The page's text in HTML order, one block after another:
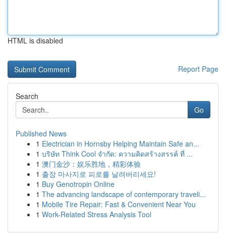
HTML is disabled
Report Page
Search
Go
Published News
1 Electrician in Hornsby Helping Maintain Safe an...
1 บริษัท Think Cool จำกัด: ความคิดสร้างสรรค์ ที่ ...
1 澳门金沙：娱乐胜地，精彩体验
1 출장 마사지로 피로를 날려버리세요!
1 Buy Genotropin Online
1 The advancing landscape of contemporary traveli...
1 Mobile Tire Repair: Fast & Convenient Near You
1 Work-Related Stress Analysis Tool